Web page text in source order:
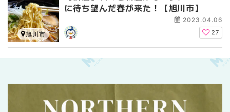
に待ち望んだ春が来た！【旭川市】
2023.04.06
27
旭川市